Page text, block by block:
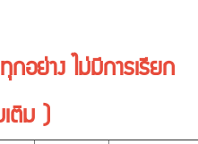
อย่าง ไม่มีการเรียก
เติม )